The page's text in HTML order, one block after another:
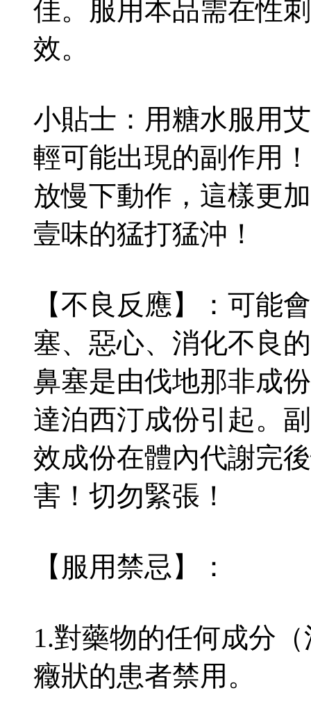
佳。服用本品需在性
效。
小貼士：用糖水服用
輕可能出現的副作用
放慢下動作，這樣更
壹味的猛打猛沖！
【不良反應】：可能
塞、惡心、消化不良
鼻塞是由伐地那非成
達泊西汀成份引起。
效成份在體內代謝完
害！切勿緊張！
【服用禁忌】：
1.對藥物的任何成分
癥狀的患者禁用。